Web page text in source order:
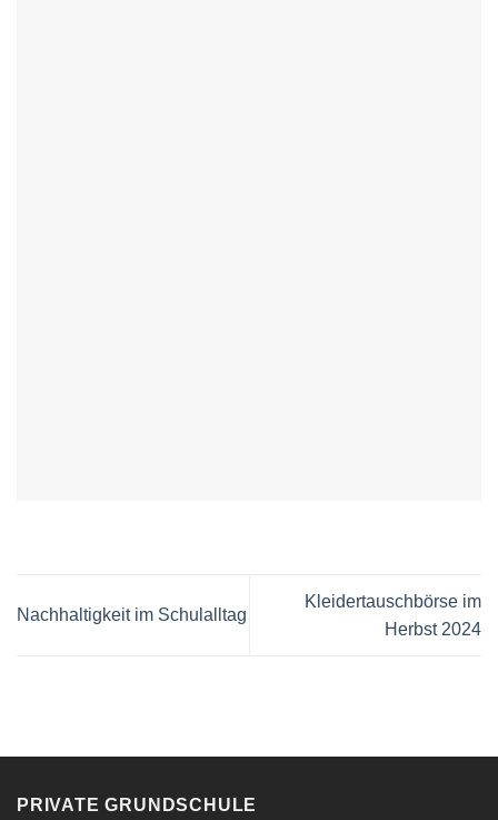
Nachhaltigkeit im Schulalltag
Kleidertauschbörse im
Herbst 2024
PRIVATE GRUNDSCHULE